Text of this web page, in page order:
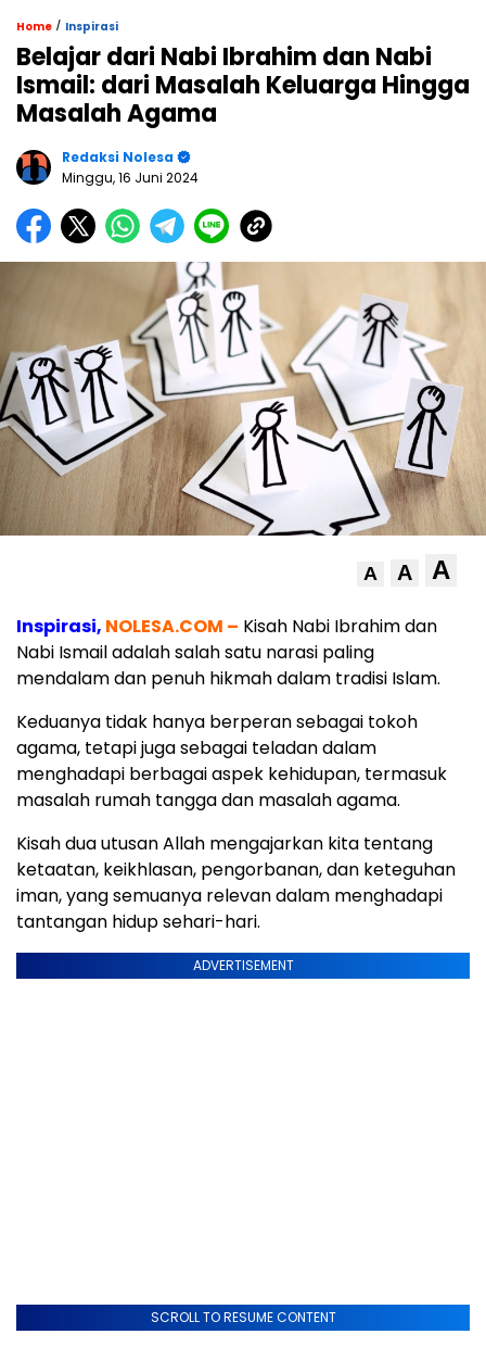
Home / Inspirasi
Belajar dari Nabi Ibrahim dan Nabi
Ismail: dari Masalah Keluarga Hingga
Masalah Agama
Redaksi Nolesa
Minggu, 16 Juni 2024
A A A
Inspirasi, NOLESA.COM – Kisah Nabi Ibrahim dan
Nabi Ismail adalah salah satu narasi paling
mendalam dan penuh hikmah dalam tradisi Islam.
Keduanya tidak hanya berperan sebagai tokoh
agama, tetapi juga sebagai teladan dalam
menghadapi berbagai aspek kehidupan, termasuk
masalah rumah tangga dan masalah agama.
Kisah dua utusan Allah mengajarkan kita tentang
ketaatan, keikhlasan, pengorbanan, dan keteguhan
iman, yang semuanya relevan dalam menghadapi
tantangan hidup sehari-hari.
ADVERTISEMENT
SCROLL TO RESUME CONTENT